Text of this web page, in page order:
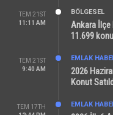
TEM 21ST
11:11 AM
BÖLGESEL
Ankara İlçe
11.699
TEM 21ST
9:40 AM
EMLAK
2026
Konut
TEM 17TH
EMLAK